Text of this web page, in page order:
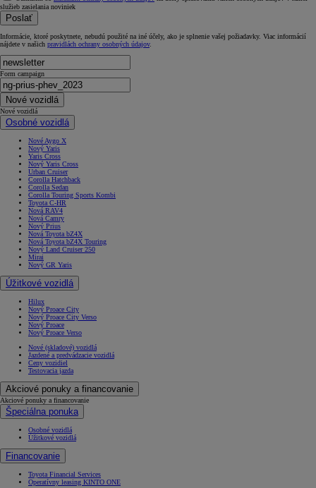
služieb zasielania noviniek
Poslať
Informácie, ktoré poskytnete, nebudú použité na iné účely, ako je splnenie vašej požiadavky. Viac informácií
nájdete v našich pravidlách ochrany osobných údajov.
Form campaign
Nové vozidlá
Nové vozidlá
Osobné vozidlá
Nové Aygo X
Nový Yaris
Yaris Cross
Nový Yaris Cross
Urban Cruiser
Corolla Hatchback
Corolla Sedan
Corolla Touring Sports Kombi
Toyota C-HR
Nová RAV4
Nová Camry
Nový Prius
Nová Toyota bZ4X
Nová Toyota bZ4X Touring
Nový Land Cruiser 250
Mirai
Nový GR Yaris
Úžitkové vozidlá
Hilux
Nový Proace City
Nový Proace City Verso
Nový Proace
Nový Proace Verso
Nové (skladové) vozidlá
Jazdené a predvádzacie vozidlá
Ceny vozidiel
Testovacia jazda
Akciové ponuky a financovanie
Akciové ponuky a financovanie
Špeciálna ponuka
Osobné vozidlá
Úžitkové vozidlá
Financovanie
Toyota Financial Services
Operatívny leasing KINTO ONE